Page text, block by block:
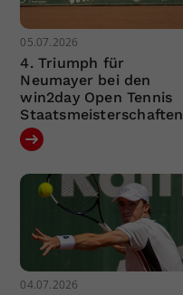
05.07.2026
4. Triumph für
Neumayer bei den
win2day Open Tennis
Staatsmeisterschaften
04.07.2026